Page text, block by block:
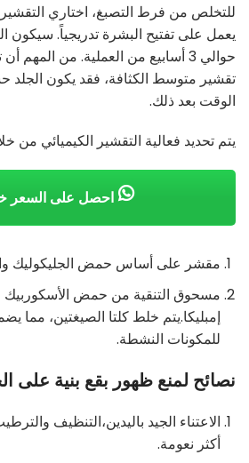
للتخلص من فرط التصبغ، اختاري
يعمل على تفتيح البشرة تدريجياً. سيكون
حوالي 3 أسابيع من العملية. من المهم
تقشير متوسط ​​الكثافة، فقد يكون الجلد
الوقت بعد ذلك.
يتم تحديد فعالية التقشير الكيميائي من
احصل على السعر
مقشر على أساس حمض الجليكوليك
مسحوق التنقية من حمض الأسكوربيك
إمبليكا.يتم خلط كلتا الصيغتين، مما
للمكونات النشطة.
نصائح لمنع ظهور بقع بنية على
الاعتناء الجيد باليدين،التنظيف
أكثر نعومة.